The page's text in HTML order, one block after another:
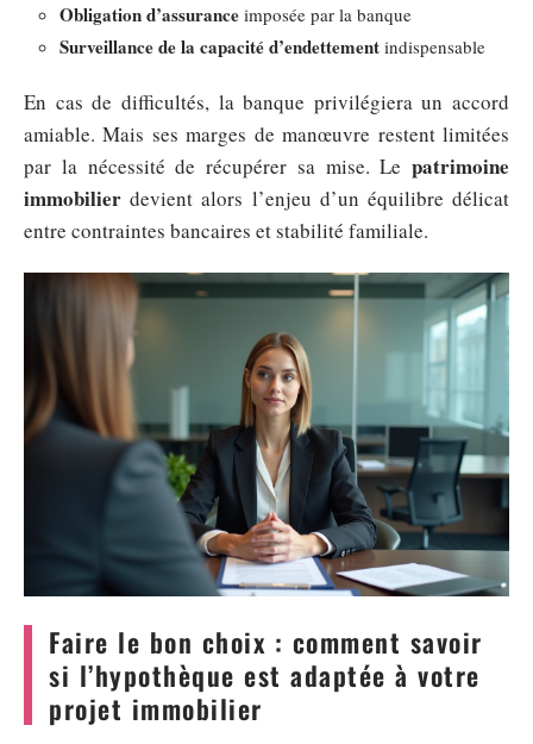
Obligation d’assurance imposée par la banque
Surveillance de la capacité d’endettement indispensable
En cas de difficultés, la banque privilégiera un accord
amiable. Mais ses marges de manœuvre restent limitées
par la nécessité de récupérer sa mise. Le patrimoine
immobilier devient alors l’enjeu d’un équilibre délicat
entre contraintes bancaires et stabilité familiale.
Faire le bon choix : comment savoir
si l’hypothèque est adaptée à votre
projet immobilier